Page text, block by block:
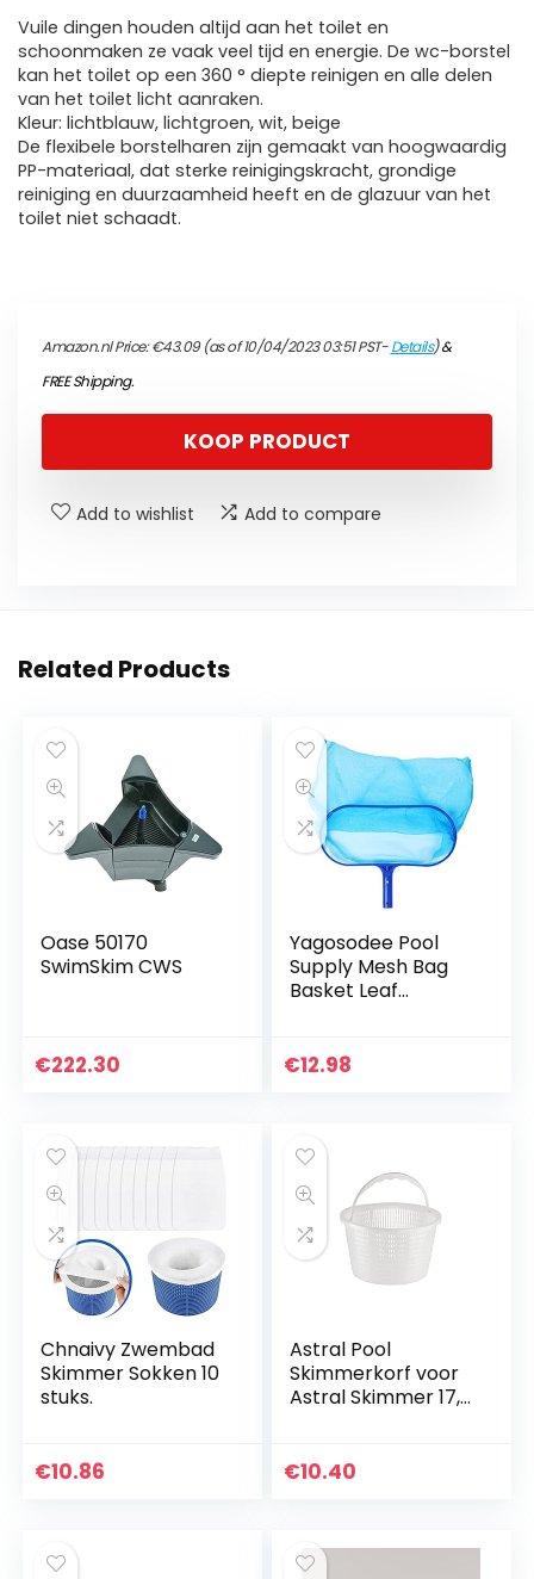
Vuile dingen houden altijd aan het toilet en
schoonmaken ze vaak veel tijd en energie. De wc-borstel
kan het toilet op een 360 ° diepte reinigen en alle delen
van het toilet licht aanraken.
Kleur: lichtblauw, lichtgroen, wit, beige
De flexibele borstelharen zijn gemaakt van hoogwaardig
PP-materiaal, dat sterke reinigingskracht, grondige
reiniging en duurzaamheid heeft en de glazuur van het
toilet niet schaadt.
Amazon.nl Price:€43.09(as of 10/04/2023 03:51 PST-Details)&
FREE Shipping.
KOOP PRODUCT
Add to wishlist Add to compare
Related Products
Oase 50170
SwimSkim CWS
€222.30
Yagosodee Pool
Supply Mesh Bag
Basket Leaf
Handvat voor
€12.98
Chnaivy Zwembad
Skimmer Sokken 10
stuks.
€10.86
Astral Pool
Skimmerkorf voor
Astral Skimmer 17,5
€10.40